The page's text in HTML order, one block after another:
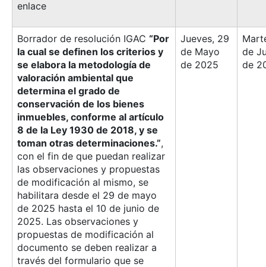
enlace
Borrador de resolución IGAC “Por
la cual se definen los criterios y
se elabora la metodología de
valoración ambiental que
determina el grado de
conservación de los bienes
inmuebles, conforme al artículo
8 de la Ley 1930 de 2018, y se
toman otras determinaciones.”,
con el fin de que puedan realizar
las observaciones y propuestas
de modificación al mismo, se
habilitara desde el 29 de mayo
de 2025 hasta el 10 de junio de
2025. Las observaciones y
propuestas de modificación al
documento se deben realizar a
través del formulario que se
Jueves, 29
de Mayo
de 2025
de
de